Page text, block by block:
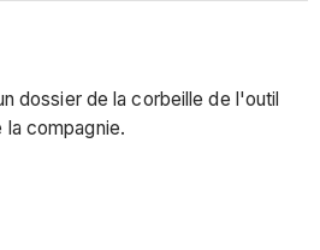
dossier de la corbeille de l'outil
la compagnie.